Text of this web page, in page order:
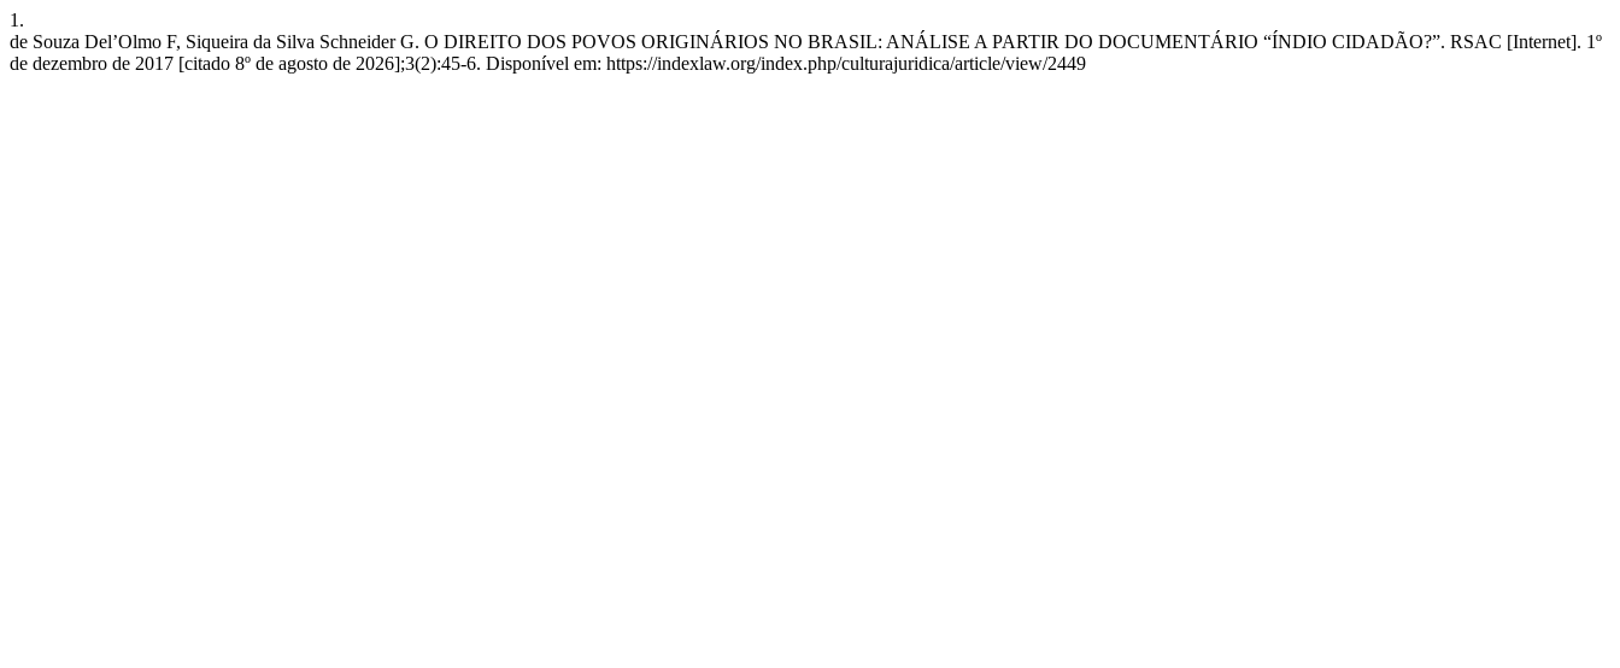
1.
de Souza Del’Olmo F, Siqueira da Silva Schneider G. O DIREITO DOS POVOS ORIGINÁRIOS NO BRASIL: ANÁLISE A PARTIR DO DOCUMENTÁRIO “ÍNDIO CIDADÃO?”. RSAC [Internet]. 1º
de dezembro de 2017 [citado 8º de agosto de 2026];3(2):45-6. Disponível em: https://indexlaw.org/index.php/culturajuridica/article/view/2449